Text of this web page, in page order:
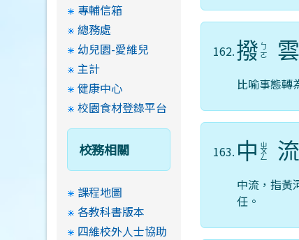
162.撥 ㄅ
ㄛ
雲
比喻事態轉
163. 中 ㄓ
ㄨ
ㄥ 流
中流，指黃
任。
專輔信箱
總務處
幼兒園-愛維兒
主計
健康中心
校園食材登錄平台
校務相關
課程地圖
各教科書版本
四維校外人士協助